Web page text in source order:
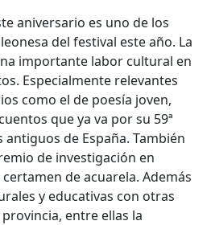
aniversario es uno de los
del festival este año. La
importante labor cultural en
Especialmente relevantes
como el de poesía joven,
que ya va por su 59ª
de España. También
de investigación en
de acuarela. Además
y educativas con otras
entre ellas la